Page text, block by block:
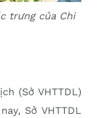
trưng của Chi
(Sở VHTTDL)
Sở VHTTDL